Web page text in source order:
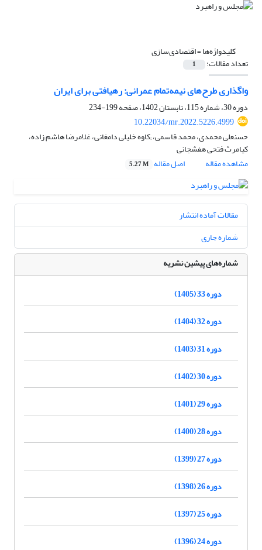
کلیدواژه‌ها =‌اقتصادی‌سازی
تعداد مقالات: 1
واگذاری طرح‌های نیمه‌تمام عمرانی: رهیافتی برای ایران
دوره 30، شماره 115، تابستان 1402، صفحه
199-234
10.22034/mr.2022.5226.4999
حسنعلی محمدی، محمد قاسمی، ;کاوه خلیلی دامغانی، غلامرضا هاشم زاده،
کیامرث فتحی هفشجانی
مشاهده مقاله
اصل مقاله 5.27 M
مقالات آماده انتشار
شماره جاری
شماره‌های پیشین نشریه
دوره 33 (1405)
دوره 32 (1404)
دوره 31 (1403)
دوره 30 (1402)
دوره 29 (1401)
دوره 28 (1400)
دوره 27 (1399)
دوره 26 (1398)
دوره 25 (1397)
دوره 24 (1396)